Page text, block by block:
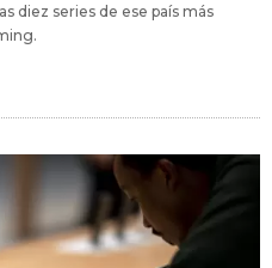
diez series de ese país más